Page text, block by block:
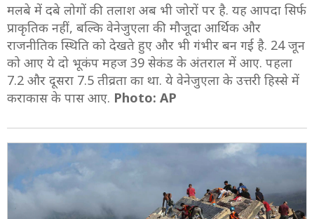
मलबे में दबे लोगों की तलाश अब भी जोरों पर है. यह आपदा सिर्फ
प्राकृतिक नहीं, बल्कि वेनेजुएला की मौजूदा आर्थिक और
राजनीतिक स्थिति को देखते हुए और भी गंभीर बन गई है. 24 जून
को आए ये दो भूकंप महज 39 सेकंड के अंतराल में आए. पहला
7.2 और दूसरा 7.5 तीव्रता का था. ये वेनेजुएला के उत्तरी हिस्से में
कराकास के पास आए. Photo: AP